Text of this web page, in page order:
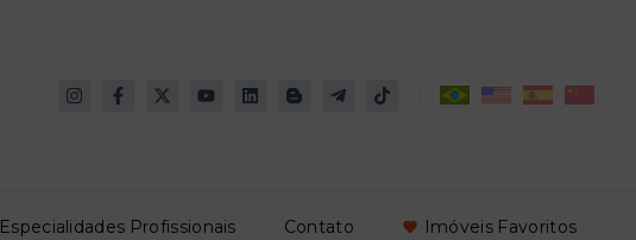
Especialidades Profissionais Contato Imóveis Favoritos